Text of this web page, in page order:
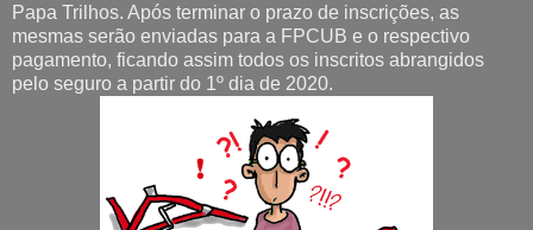
Papa Trilhos. Após terminar o prazo de inscrições, as
mesmas serão enviadas para a FPCUB e o respectivo
pagamento, ficando assim todos os inscritos abrangidos
pelo seguro a partir do 1º dia de 2020.